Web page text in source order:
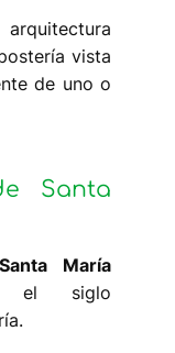
vista
de uno o
Santa
María
el siglo